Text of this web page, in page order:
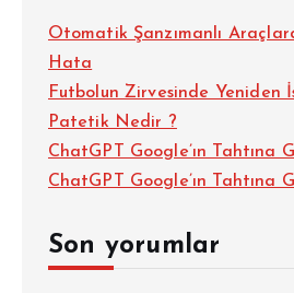
Otomatik Şanzımanlı
Hata
Futbolun Zirvesinde Yeniden
Patetik Nedir ?
ChatGPT Google’ın Tahtına
ChatGPT Google’ın Tahtına
Son yorumlar